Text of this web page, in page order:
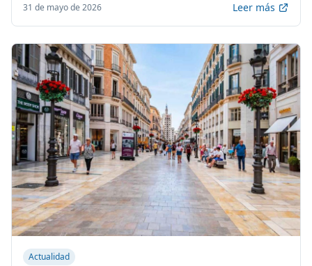
31 de mayo de 2026 Leer más
Actualidad